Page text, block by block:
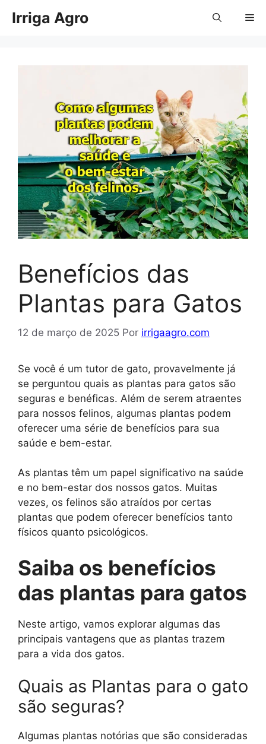
paraIrriga Agro
Benefícios das
Plantas para Gatos
12 de março de 2025 Por irrigaagro.com
Se você é um tutor de gato, provavelmente já
se perguntou quais as plantas para gatos são
seguras e benéficas. Além de serem atraentes
para nossos felinos, algumas plantas podem
oferecer uma série de benefícios para sua
saúde e bem-estar.
As plantas têm um papel significativo na saúde
e no bem-estar dos nossos gatos. Muitas
vezes, os felinos são atraídos por certas
plantas que podem oferecer benefícios tanto
físicos quanto psicológicos.
Saiba os benefícios
das plantas para gatos
Neste artigo, vamos explorar algumas das
principais vantagens que as plantas trazem
para a vida dos gatos.
Quais as Plantas para o gato
são seguras?
Algumas plantas notórias que são consideradas